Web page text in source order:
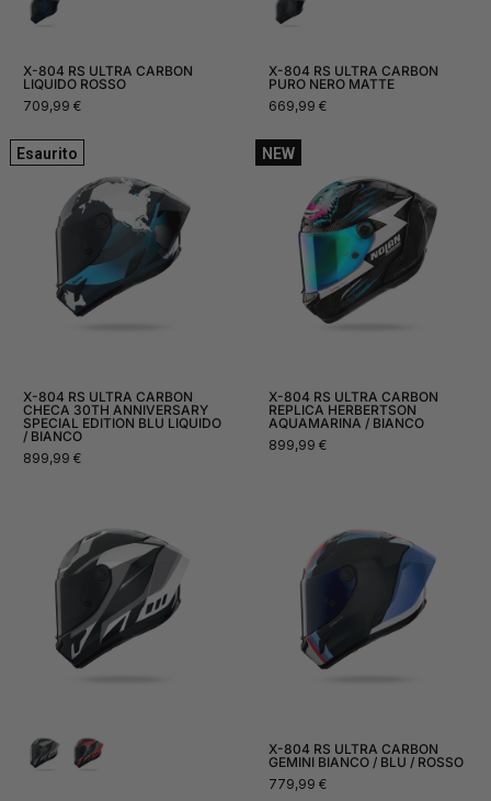
X-804 RS ULTRA CARBON
LIQUIDO ROSSO
Prezzo
709,99 €
X-804 RS ULTRA CARBON
PURO NERO MATTE
Prezzo
669,99 €
Esaurito
X-804 RS ULTRA CARBON
CHECA 30TH ANNIVERSARY
SPECIAL EDITION BLU LIQUIDO
/ BIANCO
Prezzo
899,99 €
NEW
X-804 RS ULTRA CARBON
REPLICA HERBERTSON
AQUAMARINA / BIANCO
Prezzo
899,99 €
X-804 RS ULTRA CARBON
GEMINI BIANCO / BLU / ROSSO
Prezzo
779,99 €